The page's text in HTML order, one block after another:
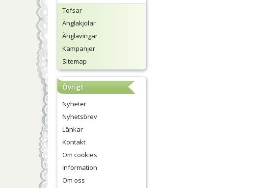
Tofsar
Änglakjolar
Änglavingar
Kampanjer
Sitemap
Övrigt
Nyheter
Nyhetsbrev
Länkar
Kontakt
Om cookies
Information
Om oss